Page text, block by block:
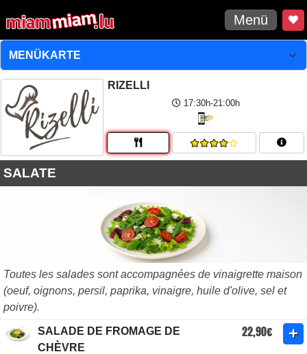
Menü
RIZELLI
17:30h-21:00h
SALATE
Toutes les salades sont accompagnées de vinaigrette maison
(oeuf, oignons, persil, paprika, vinaigre, huile d'olive, sel et
poivre).
SALADE DE FROMAGE DE
CHÈVRE
22,90€